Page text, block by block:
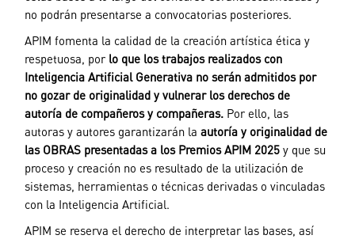
no podrán presentarse a convocatorias posteriores.
APIM fomenta la calidad de la creación artística ética y
respetuosa, por lo que los trabajos realizados con
Inteligencia Artificial Generativa no seránadmitidos por
no gozar de originalidad y vulnerar los derechos de
autoría de compañeros y compañeras. Por ello, las
autoras y autores garantizarán laautoría y originalidad de
las OBRAS presentadas a los Premios APIM 2025y que su
proceso y creación no es resultado de la utilización de
sistemas, herramientas o técnicas derivadas o vinculadas
con la Inteligencia Artificial.
APIM se reserva el derecho de interpretar las bases, así